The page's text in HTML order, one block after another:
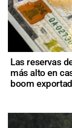
Las reservas
más alto en
boom